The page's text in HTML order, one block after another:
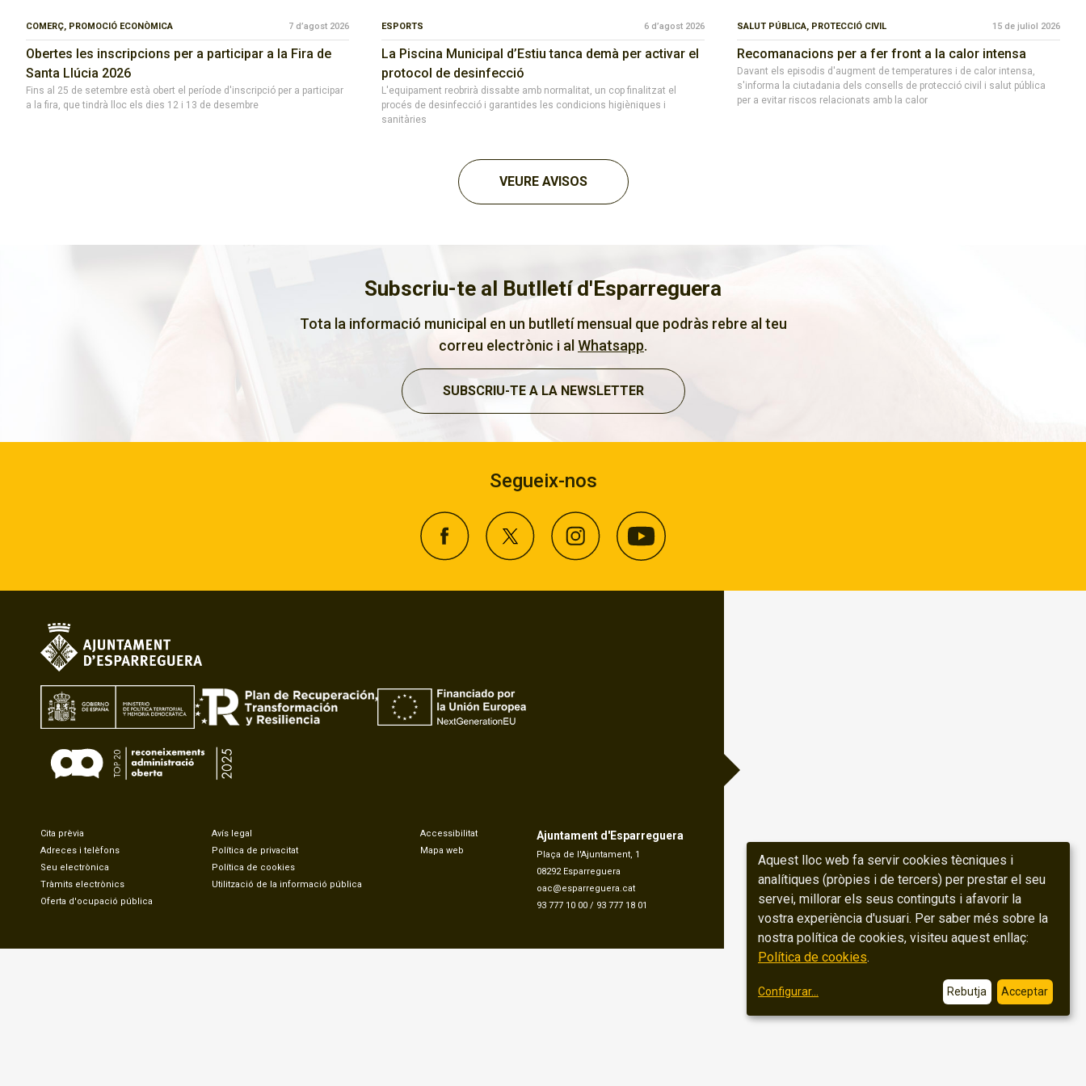
COMERÇ, PROMOCIÓ ECONÒMICA 7 d’agost 2026
Obertes les inscripcions per a participar a la Fira de
Santa Llúcia 2026
Fins al 25 de setembre està obert el període d'inscripció per a participar
a la fira, que tindrà lloc els dies 12 i 13 de desembre
ESPORTS 6 d’agost 2026
La Piscina Municipal d’Estiu tanca demà per activar el
protocol de desinfecció
L'equipament reobrirà dissabte amb normalitat, un cop finalitzat el
procés de desinfecció i garantides les condicions higièniques i
sanitàries
SALUT PÚBLICA, PROTECCIÓ CIVIL 15 de juliol 2026
Recomanacions per a fer front a la calor intensa
Davant els episodis d'augment de temperatures i de calor intensa,
s'informa la ciutadania dels consells de protecció civil i salut pública
per a evitar riscos relacionats amb la calor
VEURE AVISOS
Subscriu-te al Butlletí d'Esparreguera
Tota la informació municipal en un butlletí mensual que podràs rebre al teu
correu electrònic i al Whatsapp.
SUBSCRIU-TE A LA NEWSLETTER
Segueix-nos
Cita prèvia
Adreces i telèfons
Seu electrònica
Tràmits electrònics
Oferta d'ocupació pública
Avís legal
Política de privacitat
Política de cookies
Utilització de la informació pública
Accessibilitat
Mapa web
Ajuntament d'Esparreguera
Plaça de l'Ajuntament, 1
08292 Esparreguera
oac@esparreguera.cat
93 777 10 00/ 93 777 18 01
Aquest lloc web fa servir cookies tècniques i
analítiques (pròpies i de tercers) per prestar el seu
servei, millorar els seus continguts i afavorir la
vostra experiència d'usuari. Per saber més sobre la
nostra política de cookies, visiteu aquest enllaç:
Política de cookies.
Configurar... Rebutja Acceptar